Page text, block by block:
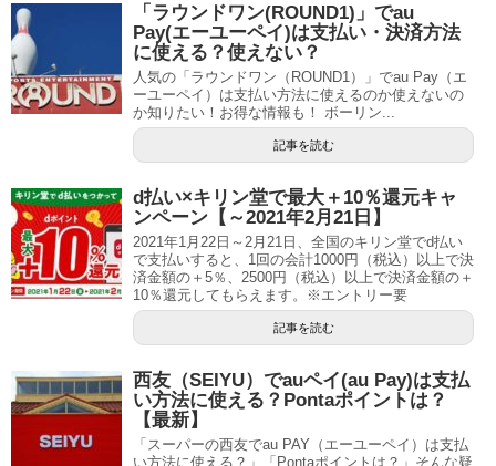
「ラウンドワン(ROUND1)」でau
Pay(エーユーペイ)は支払い・決済方法
に使える？使えない？
人気の「ラウンドワン（ROUND1）」でau Pay（エ
ーユーペイ）は支払い方法に使えるのか使えないの
か知りたい！お得な情報も！ ボーリン...
記事を読む
d払い×キリン堂で最大＋10％還元キャ
ンペーン【～2021年2月21日】
2021年1月22日～2月21日、全国のキリン堂でd払い
で支払いすると、1回の会計1000円（税込）以上で決
済金額の＋5％、2500円（税込）以上で決済金額の＋
10％還元してもらえます。※エントリー要
記事を読む
西友（SEIYU）でauペイ(au Pay)は支払
い方法に使える？Pontaポイントは？
【最新】
「スーパーの西友でau PAY（エーユーペイ）は支払
い方法に使える？」「Pontaポイントは？」そんな疑